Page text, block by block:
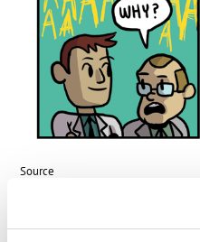
Source